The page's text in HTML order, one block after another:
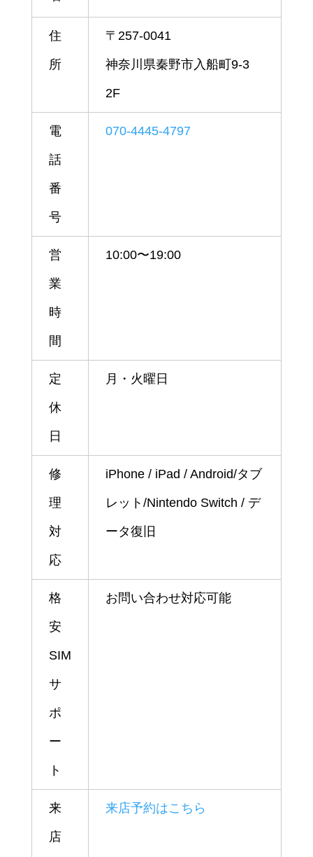
住
所
〒257-0041
神奈川県秦野市入船町9-3
2F
電
話
番
号
070-4445-4797
営
業
時
間
10:00〜19:00
定
休
日
月・火曜日
修
理
対
応
iPhone / iPad / Android/タブ
レット/Nintendo Switch / デ
ータ復旧
格
安
SIM
サ
ポ
ー
ト
お問い合わせ対応可能
来
店
来店予約はこちら